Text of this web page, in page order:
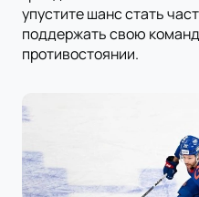
упустите шанс стать
поддержать свою
противостоянии.